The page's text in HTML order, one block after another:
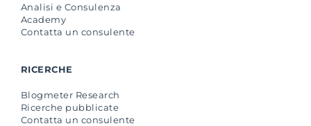
Analisi e Consulenza
Academy
Contatta un consulente
RICERCHE
Blogmeter Research
Ricerche pubblicate
Contatta un consulente